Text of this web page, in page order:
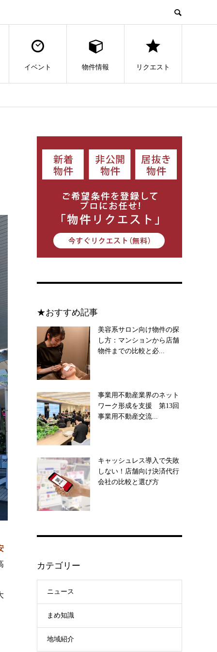
イベント 物件情報 リクエスト
★おすすめ記事
美容系サロン向け物件の探
し方：マンションから店舗
物件までの比較と必...
事業用不動産業界のネット
ワーク形成を支援 第13回
事業用不動産交流...
キャッシュレス導入で失敗
しない！店舗向け決済代行
会社の比較と選び方
カテゴリー
ニュース
まめ知識
地域紹介